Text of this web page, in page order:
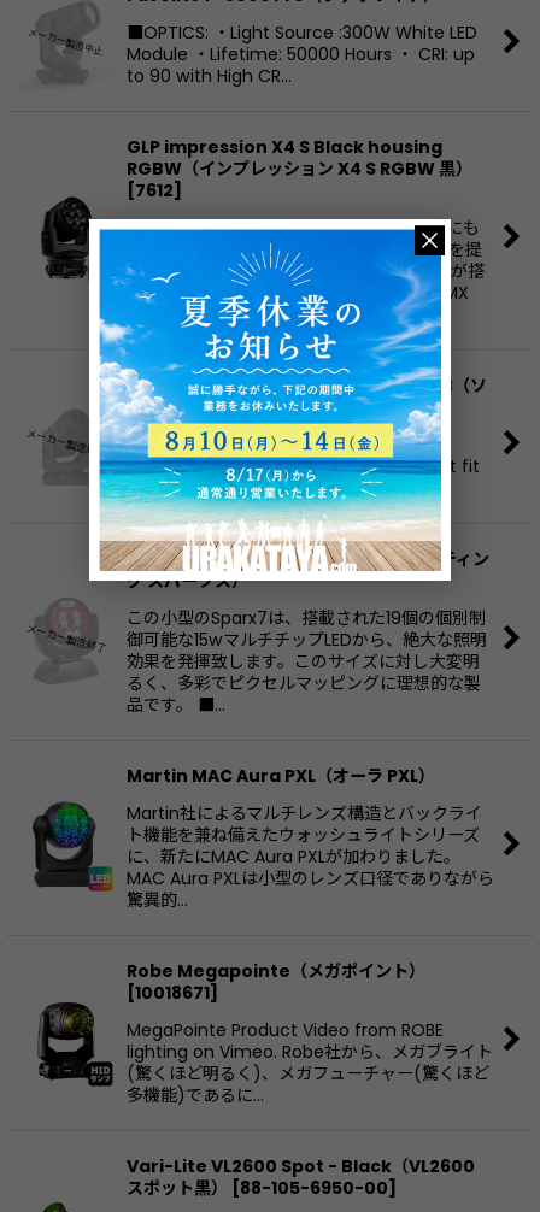
■OPTICS: ・Light Source :300W White LED
Module ・Lifetime: 50000 Hours ・ CRI: up
to 90 with High CR…
GLP impression X4 S Black housing
RGBW（インプレッション X4 S RGBW 黒）
[7612]
インプレッションX4Sはコンパクトで軽量にも
関わらずパンチのある明かりやエフェクトを提
供します。 特徴 ・15Wの高出力RGBW LEDが搭
載され、ズーム範囲は7°〜50°です。 ・DMX
High End Systems SolaFrame750 UB（ソ
ラフレーム 750）[2560A1200-B]
Featuring a small footprint but a huge
feature set, SolaFrame 750 is a perfect fit
for small to medi…
JB-Lighting Sparx 7（ジェービーライティン
グ スパークス）
この小型のSparx7は、搭載された19個の個別制
御可能な15wマルチチップLEDから、絶大な照明
効果を発揮致します。このサイズに対し大変明
るく、多彩でピクセルマッピングに理想的な製
品です。 ■…
Martin MAC Aura PXL（オーラ PXL）
Martin社によるマルチレンズ構造とバックライ
ト機能を兼ね備えたウォッシュライトシリーズ
に、新たにMAC Aura PXLが加わりました。
MAC Aura PXLは小型のレンズ口径でありながら
驚異的…
Robe Megapointe（メガポイント）
[10018671]
MegaPointe Product Video from ROBE
lighting on Vimeo. Robe社から、メガブライト
(驚くほど明るく)、メガフューチャー(驚くほど
多機能)であるに…
Vari-Lite VL2600 Spot - Black（VL2600
スポット黒）
[88-105-6950-00]